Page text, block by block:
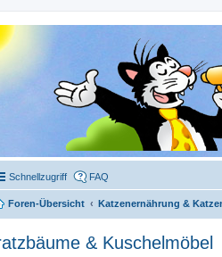
Schnellzugriff FAQ
Foren-Übersicht Katzenernährung &
& Kuschelmöbel